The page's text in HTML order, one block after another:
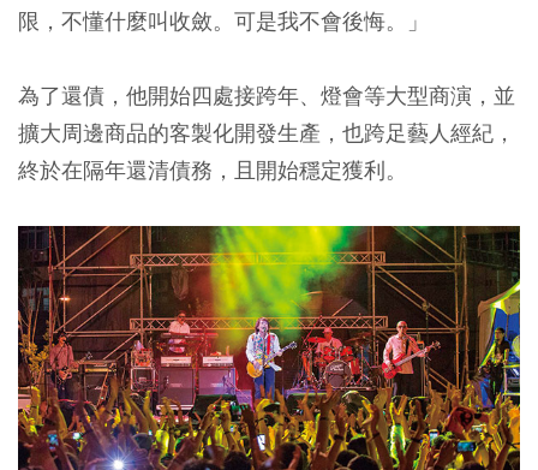
限，不懂什麼叫收斂。可是我不會後悔。」
為了還債，他開始四處接跨年、燈會等大型商演，並
擴大周邊商品的客製化開發生產，也跨足藝人經紀，
終於在隔年還清債務，且開始穩定獲利。